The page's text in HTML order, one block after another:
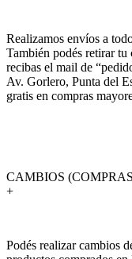
Realizamos envíos a
También podés retirar
recibas el mail de
Av. Gorlero, Punta del
gratis en compras
CAMBIOS
+
Podés realizar cambios